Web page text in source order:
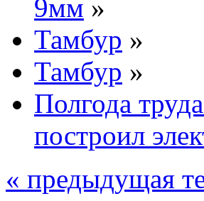
9мм »
Тамбур »
Тамбур »
Полгода
построил
« предыдущая